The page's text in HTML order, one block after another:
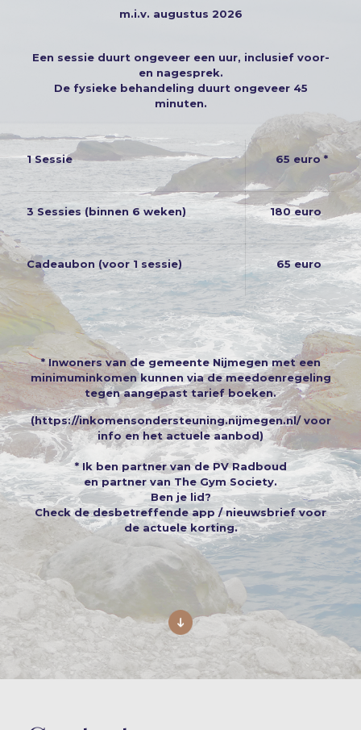
m.i.v. augustus 2026
Een sessie duurt ongeveer een uur, inclusief voor-
en nagesprek.
De fysieke behandeling duurt ongeveer 45
minuten.
1 Sessie 65 euro *
3 Sessies (binnen 6 weken) 180 euro
Cadeaubon (voor 1 sessie) 65 euro
* Inwoners van de gemeente Nijmegen met een
minimuminkomen kunnen via de meedoenregeling
tegen aangepast tarief boeken.
(https://inkomensondersteuning.nijmegen.nl/voor
info en het actuele aanbod)
* Ik ben partner van de PV Radboud
en partner van The Gym Society.
Ben je lid?
Check de desbetreffende app / nieuwsbrief voor
de actuele korting.